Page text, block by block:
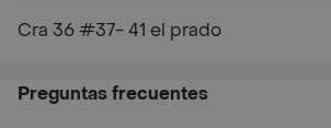
Cra 36 #37- 41 el prado
Preguntas frecuentes